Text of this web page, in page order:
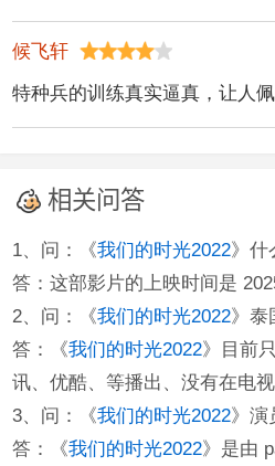
候飞轩
特种兵的训练真实逼真，让人佩
相关问答
1、问：《我们的时光2022》什
答：这部影片的上映时间是
2、问：《我们的时光2022》泰
答：《我们的时光2022》目前
讯、优酷、等播出、没有在电视
3、问：《我们的时光2022》演
答：《我们的时光2022》是由